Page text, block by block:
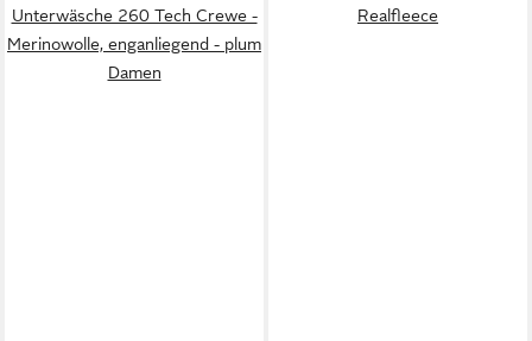
Unterwäsche 260 Tech Crewe -
Merinowolle, enganliegend - plum
Damen
Realfleece